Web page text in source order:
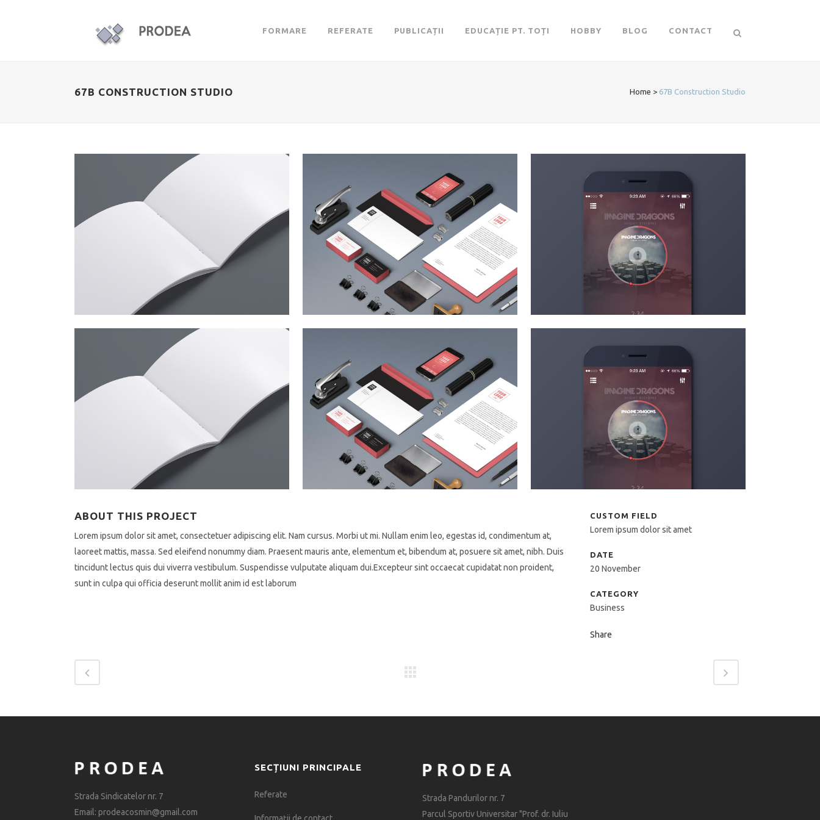
FORMARE REFERATE PUBLICAȚII EDUCAȚIE PT. TOȚI HOBBY BLOG CONTACT
67B CONSTRUCTION STUDIO Home > 67B Construction Studio
ABOUT THIS PROJECT
Lorem ipsum dolor sit amet, consectetuer adipiscing elit. Nam cursus. Morbi ut mi. Nullam enim leo, egestas id, condimentum at,
laoreet mattis, massa. Sed eleifend nonummy diam. Praesent mauris ante, elementum et, bibendum at, posuere sit amet, nibh. Duis
tincidunt lectus quis dui viverra vestibulum. Suspendisse vulputate aliquam dui.Excepteur sint occaecat cupidatat non proident,
sunt in culpa qui officia deserunt mollit anim id est laborum
CUSTOM FIELD
Lorem ipsum dolor sit amet
DATE
20 November
CATEGORY
Business
Share
Strada Sindicatelor nr. 7
Email: prodeacosmin@gmail.com
SECȚIUNI PRINCIPALE
Referate
Informații de contact
Strada Pandurilor nr. 7
Parcul Sportiv Universitar "Prof. dr. Iuliu